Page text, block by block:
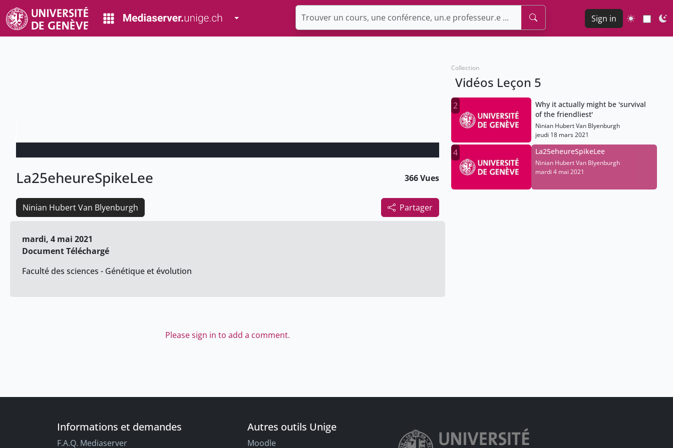
Toggle Dropdown Sign in
La25eheureSpikeLee 366 Vues
Partager
Ninian Hubert Van Blyenburgh
mardi, 4 mai 2021
Document Téléchargé
Faculté des sciences - Génétique et évolution
Please sign in to add a comment.
Collection
Vidéos Leçon 5
2
Why it actually might be 'survival
of the friendliest'
Ninian Hubert Van Blyenburgh
jeudi 18 mars 2021
4 La25eheureSpikeLee
Ninian Hubert Van Blyenburgh
mardi 4 mai 2021
Informations et demandes
F.A.Q. Mediaserver
Autres outils Unige
Moodle